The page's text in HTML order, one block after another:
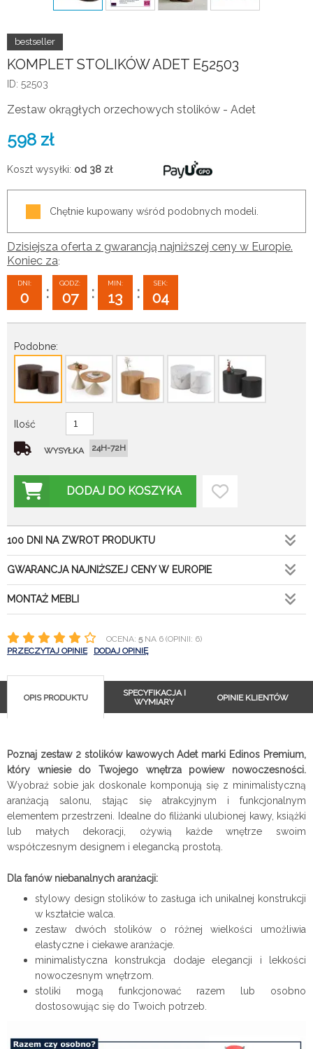
KOMPLET STOLIKÓW ADET E52503
ID: 52503
Zestaw okrągłych orzechowych stolików - Adet
598 zł
Koszt wysyłki: od 38 zł
Chętnie kupowany wśród podobnych modeli.
Dzisiejsza oferta z gwarancją najniższej ceny w Europie.
Koniec za:
DNI:
0 :
GODZ:
07 :
MIN:
13 :
SEK:
03
Podobne:
Ilość
WYSYŁKA 24H-72H
DODAJ DO KOSZYKA
100 DNI NA ZWROT PRODUKTU
GWARANCJA NAJNIŻSZEJ CENY W EUROPIE
MONTAŻ MEBLI
OCENA: 5NA 6 (OPINII: 6)
PRZECZYTAJ OPINIE
DODAJ OPINIĘ
OPIS PRODUKTU
SPECYFIKACJA I
WYMIARY
OPINIE KLIENTÓW
Poznaj zestaw 2 stolików kawowych Adet marki Edinos Premium,
który wniesie do Twojego wnętrza powiew nowoczesności.
Wyobraź sobie jak doskonale komponują się z minimalistyczną
aranżacją salonu, stając się atrakcyjnym i funkcjonalnym
elementem przestrzeni. Idealne do filiżanki ulubionej kawy, książki
lub małych dekoracji, ożywią każde wnętrze swoim
współczesnym designem i elegancką prostotą.
Dla fanów niebanalnych aranżacji:
stylowy design stolików to zasługa ich unikalnej konstrukcji
w kształcie walca.
zestaw dwóch stolików o różnej wielkości umożliwia
elastyczne i ciekawe aranżacje.
minimalistyczna konstrukcja dodaje elegancji i lekkości
nowoczesnym wnętrzom.
stoliki mogą funkcjonować razem lub osobno
dostosowując się do Twoich potrzeb.